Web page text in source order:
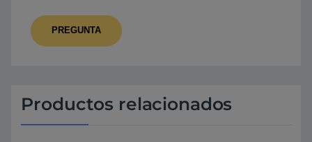
Productos relacionados